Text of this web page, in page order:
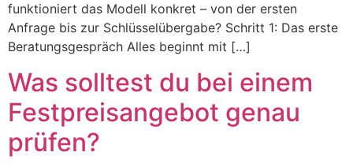
funktioniert das Modell konkret – von der ersten
Anfrage bis zur Schlüsselübergabe? Schritt 1: Das erste
Beratungsgespräch Alles beginnt mit […]
Was solltest du bei einem
Festpreisangebot genau
prüfen?